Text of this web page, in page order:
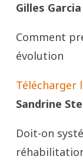
Gilles Garcia
Comment
évolution
Télécharger
Sandrine
Doit-on